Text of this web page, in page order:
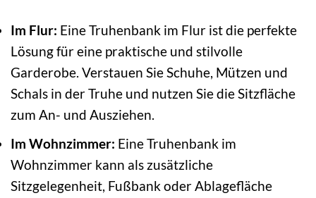
Im Flur: Eine Truhenbank im Flur ist die perfekte
Lösung für eine praktische und stilvolle
Garderobe. Verstauen Sie Schuhe, Mützen und
Schals in der Truhe und nutzen Sie die Sitzfläche
zum An- und Ausziehen.
Im Wohnzimmer: Eine Truhenbank im
Wohnzimmer kann als zusätzliche
Sitzgelegenheit, Fußbank oder Ablagefläche